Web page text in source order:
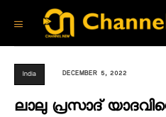
India DECEMBER 5, 2022
ലാലു പ്രസാദ്